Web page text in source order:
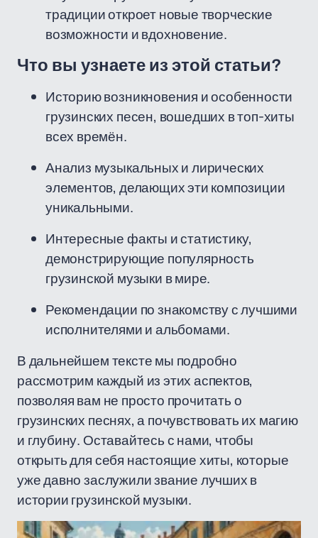
традиции откроет новые творческие
возможности и вдохновение.
Что вы узнаете из этой статьи?
Историю возникновения и особенности
грузинских песен, вошедших в топ-хиты
всех времён.
Анализ музыкальных и лирических
элементов, делающих эти композиции
уникальными.
Интересные факты и статистику,
демонстрирующие популярность
грузинской музыки в мире.
Рекомендации по знакомству с лучшими
исполнителями и альбомами.
В дальнейшем тексте мы подробно
рассмотрим каждый из этих аспектов,
позволяя вам не просто прочитать о
грузинских песнях, а почувствовать их магию
и глубину. Оставайтесь с нами, чтобы
открыть для себя настоящие хиты, которые
уже давно заслужили звание лучших в
истории грузинской музыки.